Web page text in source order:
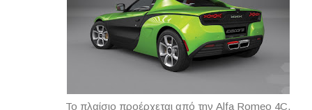
Το πλαίσιο προέρχεται από την Alfa Romeo 4C,